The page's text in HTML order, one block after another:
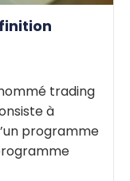
trading
à
programme